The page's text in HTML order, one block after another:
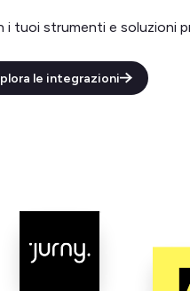
i tuoi strumenti e soluzioni
le integrazioni